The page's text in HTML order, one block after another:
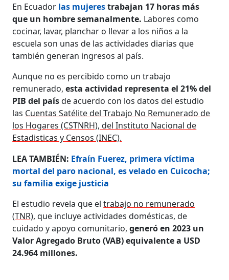
En Ecuador las mujerestrabajan 17 horas más
que un hombre semanalmente. Labores como
cocinar, lavar, planchar o llevar a los niños a la
escuela son unas de las actividades diarias que
también generan ingresos al país.
Aunque no es percibido como un trabajo
remunerado,esta actividad representa el 21% del
PIB del paísde acuerdo con los datos del estudio
las Cuentas Satélite del Trabajo No Remunerado de
los Hogares (CSTNRH), del Instituto Nacional de
Estadisticas y Censos (INEC).
LEA TAMBIÉN: Efraín Fuerez, primera víctima
mortal del paro nacional, es velado en Cuicocha;
su familia exige justicia
El estudio revela que eltrabajo no remunerado
(TNR), que incluye actividades domésticas, de
cuidado y apoyo comunitario,generó en 2023 un
Valor Agregado Bruto (VAB) equivalente a USD
24.964 millones.